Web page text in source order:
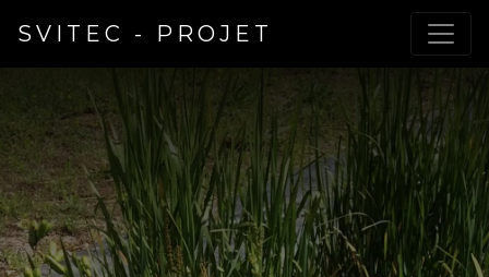
SVITEC - PROJET